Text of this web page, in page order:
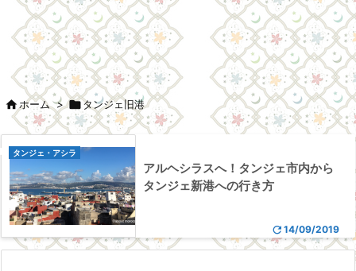
ホーム > タンジェ旧港
 14/09/2019
タンジェ・アシラ
アルヘシラスへ！タンジェ市内から
タンジェ新港への行き方